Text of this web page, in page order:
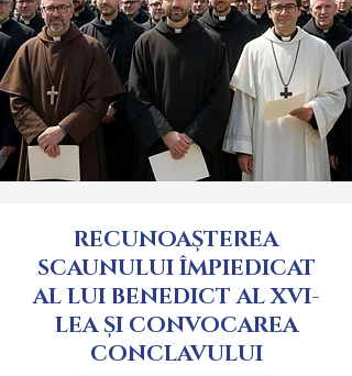
RECUNOAȘTEREA
SCAUNULUI ÎMPIEDICAT
AL LUI BENEDICT AL XVI-
LEA ȘI CONVOCAREA
CONCLAVULUI